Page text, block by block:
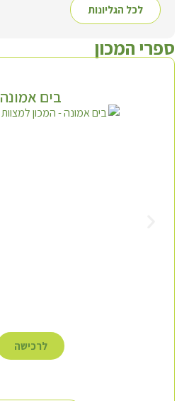
לכל הגליונות
ספרי המכון
בים אמונה
לרכישה